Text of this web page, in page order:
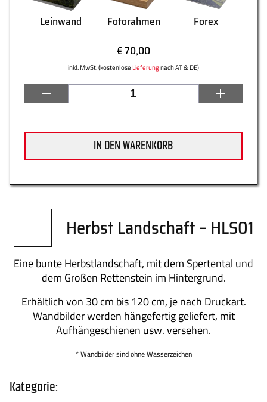
AGB
Datenschutz
Newsletter
Kontakt
Lieferung
Zahlung
FAQs
Leinwand Fotorahmen
Forex
€ 70,00
inkl. MwSt. (kostenlose Lieferungnach AT & DE)
IN DEN WARENKORB
Herbst Landschaft – HLS01
Eine bunte Herbstlandschaft, mit dem Spertental und
dem Großen Rettenstein im Hintergrund.
Erhältlich von 30 cm bis 120 cm, je nach Druckart.
Wandbilder werden hängefertig geliefert, mit
Aufhängeschienen usw. versehen.
* Wandbilder sind ohne Wasserzeichen
Kategorie: